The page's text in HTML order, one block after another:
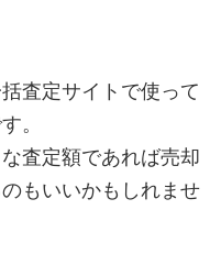
査定サイトで使って
。
査定額であれば売却
もいいかもしれませ